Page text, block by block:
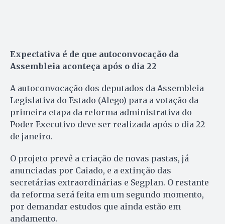
Expectativa é de que autoconvocação da
Assembleia aconteça após o dia 22
A autoconvocação dos deputados da Assembleia
Legislativa do Estado (Alego) para a votação da
primeira etapa da reforma administrativa do
Poder Executivo deve ser realizada após o dia 22
de janeiro.
O projeto prevê a criação de novas pastas, já
anunciadas por Caiado, e a extinção das
secretárias extraordinárias e Segplan. O restante
da reforma será feita em um segundo momento,
por demandar estudos que ainda estão em
andamento.